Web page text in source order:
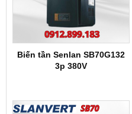
Biến tần Senlan SB70G132
3p 380V